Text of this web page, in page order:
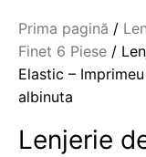
Prima pagină
Finet 6 Piese
Elastic –
albinuta
Lenjerie